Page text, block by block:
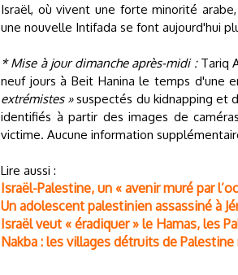
Israël, où vivent une forte minorité
une nouvelle Intifada se font aujourd'hui
* Mise à jour dimanche après-midi :Tariq
neuf jours à Beit Hanina le temps d'une
extrémistes »suspectés du kidnapping et
identifiés à partir des images de
victime. Aucune information
Lire aussi :
Israël-Palestine, un « avenir muré par
Un adolescent palestinien assassiné à
Israël veut « éradiquer » le Hamas, les
Nakba : les villages détruits de